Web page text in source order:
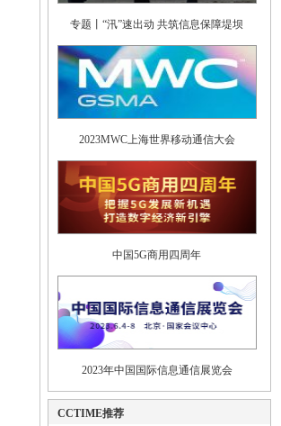
专题丨“汛”速出动 共筑信息保障堤坝
2023MWC上海世界移动通信大会
中国5G商用四周年
2023年中国国际信息通信展览会
CCTIME推荐